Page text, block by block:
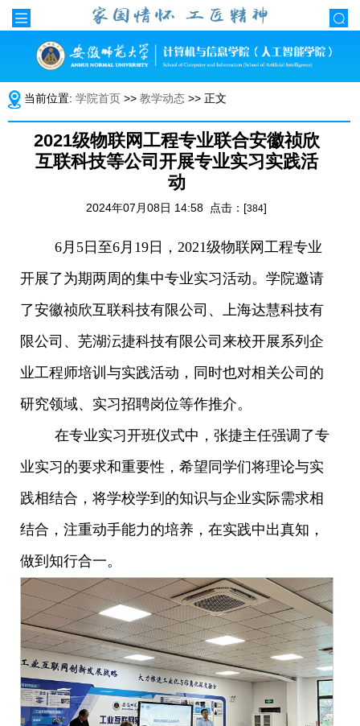
当前位置: 学院首页 >> 教学动态 >> 正文
2021级物联网工程专业联合安徽祯欣
互联科技等公司开展专业实习实践活
动
2024年07月08日 14:58 点击：[384]
6月5日至6月19日，2021级物联网工程专业
开展了为期两周的集中专业实习活动。学院邀请
了安徽祯欣互联科技有限公司、上海达慧科技有
限公司、芜湖沄捷科技有限公司来校开展系列企
业工程师培训与实践活动，同时也对相关公司的
研究领域、实习招聘岗位等作推介。
在专业实习开班仪式中，张捷主任强调了专
业实习的要求和重要性，希望同学们将理论与实
践相结合，将学校学到的知识与企业实际需求相
结合，注重动手能力的培养，在实践中出真知，
做到知行合一。